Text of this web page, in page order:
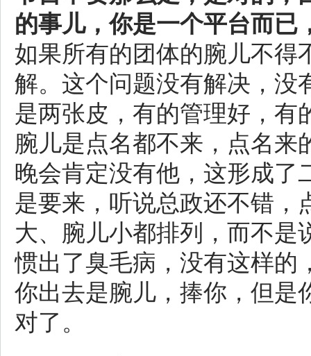
的事儿，你是一个平台而已
如果所有的团体的腕儿不得
解。这个问题没有解决，没
是两张皮，有的管理好，有
腕儿是点名都不来，点名来
晚会肯定没有他，这形成了
是要来，听说总政还不错，
大、腕儿小都排列，而不是
惯出了臭毛病，没有这样的
你出去是腕儿，捧你，但是
对了。